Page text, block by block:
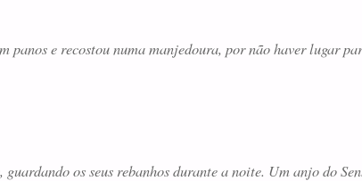
e recostou numa manjedoura, por não haver lugar
os seus rebanhos durante a noite. Um anjo do